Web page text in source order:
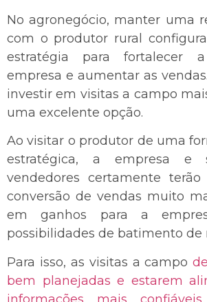
No agronegócio, manter uma
com o produtor rural
estratégia para fortalecer
empresa e aumentar as
investir em visitas a campo
uma excelente opção.
Ao visitar o produtor de uma
estratégica, a empresa
vendedores certamente
conversão de vendas muito
em ganhos para a
possibilidades de batimento de
Para isso, as visitas a campo
bem planejadas e estarem